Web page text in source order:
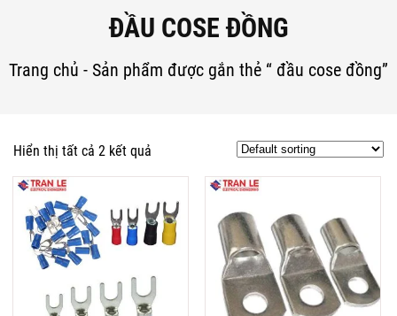
ĐẦU COSE ĐỒNG
Trang chủ - Sản phẩm được gắn thẻ “ đầu cose đồng”
Hiển thị tất cả 2 kết quả